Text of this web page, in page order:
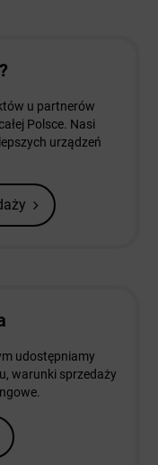
u partnerów
Polsce. Nasi
urządzeń
udostępniamy
warunki sprzedaży